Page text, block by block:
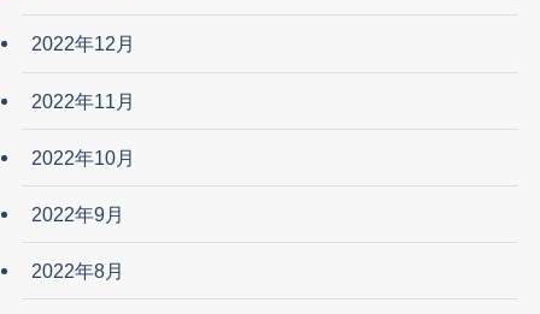
2022年12月
2022年11月
2022年10月
2022年9月
2022年8月